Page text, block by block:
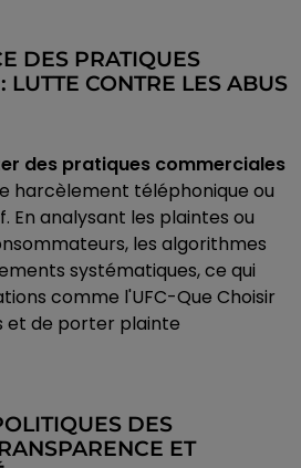
DES PRATIQUES
LUTTE CONTRE LES ABUS
des pratiques commerciales
harcèlement téléphonique ou
En analysant les plaintes ou
les algorithmes
systématiques, ce qui
comme l'UFC-Que Choisir
et de porter plainte
DES
ET